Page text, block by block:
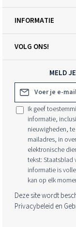
MELD
E-mailadres*
Ik geef
informatie,
nieuwigheden,
mailadres, in
elektronische
tekst: Staatsblad
informatie is
kan op elk
Deze site wordt
Privacybeleid en
VOLG ONS!
INFORMATIE